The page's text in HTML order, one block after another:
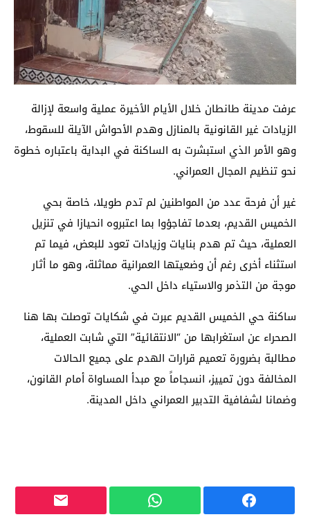
عرفت مدينة طانطان خلال الأيام الأخيرة عملية واسعة لإزالة
الزيادات غير القانونية بالمنازل وهدم الأحواش الآيلة للسقوط،
وهو الأمر الذي استبشرت به الساكنة في البداية باعتباره خطوة
نحو تنظيم المجال العمراني.
غير أن فرحة عدد من المواطنين لم تدم طويلا، خاصة بحي
الخميس القديم، بعدما تفاجؤوا بما اعتبروه انحيازا في تنزيل
العملية، حيث تم هدم بنايات وزيادات تعود للبعض، فيما تم
استثناء أخرى رغم أن وضعيتها العمرانية مماثلة، وهو ما أثار
موجة من التذمر والاستياء داخل الحي.
ساكنة حي الخميس القديم عبرت في شكايات توصلت بها هنا
الصحراء عن استغرابها من “الانتقائية” التي شابت العملية،
مطالبة بضرورة تعميم قرارات الهدم على جميع الحالات
المخالفة دون تمييز، انسجاماً مع مبدأ المساواة أمام القانون،
وضمانا لشفافية التدبير العمراني داخل المدينة.